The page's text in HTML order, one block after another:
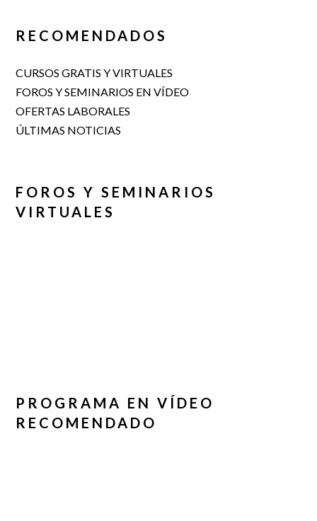
RECOMENDADOS
CURSOS GRATIS Y VIRTUALES
FOROS Y SEMINARIOS EN VÍDEO
OFERTAS LABORALES
ÚLTIMAS NOTICIAS
FOROS Y SEMINARIOS
VIRTUALES
PROGRAMA EN VÍDEO
RECOMENDADO